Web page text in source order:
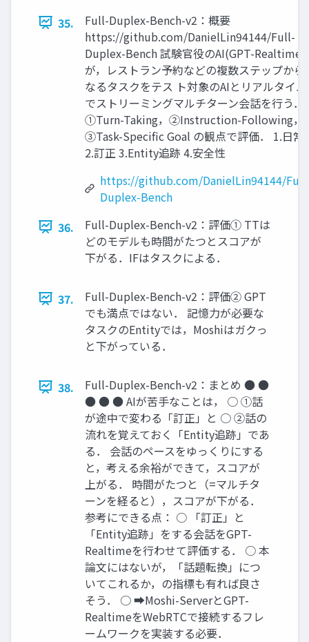
35.
Full-Duplex-Bench-v2：概要
https://github.com/DanielLin94144/Full-
Duplex-Bench 試験官役のAI(GPT-Realtime)
が，レストラン予約などの複数ステップから
なるタスクをテス ト対象のAIとリアルタイム
でストリーミングマルチターン会話を行う．
①Turn-Taking，②Instruction-Following，
③Task-Specific Goal の観点で評価． 1.日常
2.訂正 3.Entity追跡 4.安全性
https://github.com/DanielLin94144/
Duplex-Bench
36.
Full-Duplex-Bench-v2：評価① TTは
どのモデルも時間がたつとスコアが
下がる．IFはタスクによる．
37.
Full-Duplex-Bench-v2：評価② GPT
でも満点ではない． 記憶力が必要な
タスクのEntityでは，Moshiはガクっ
と下がっている．
38.
Full-Duplex-Bench-v2：まとめ ● ●
● ● ● AIが苦手なことは， ○ ①話
が途中で変わる「訂正」と ○ ②話の
流れを覚えておく「Entity追跡」であ
る． 会話のペースをゆっくりにする
と，考える余裕ができて，スコアが
上がる． 時間がたつと（=マルチタ
ーンを経ると），スコアが下がる．
参考にできる点： ○ 「訂正」と
「Entity追跡」をする会話をGPT-
Realtimeを行わせて評価する． ○ 本
論文にはないが，「話題転換」につ
いてこれるか，の指標も有れば良さ
そう． ○ ➡Moshi-ServerとGPT-
RealtimeをWebRTCで接続するフレ
ームワークを実装する必要．